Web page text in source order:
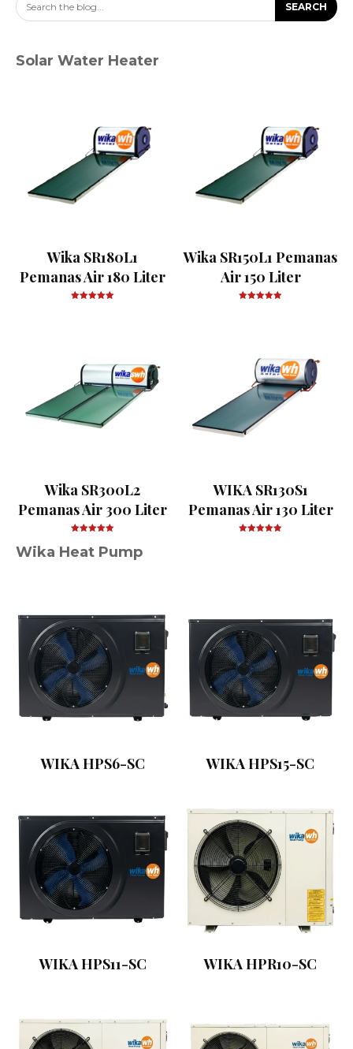
Search the blog... SEARCH
Solar Water Heater
Wika SR180L1
Pemanas Air 180 Liter
Wika SR150L1 Pemanas
Air 150 Liter
Wika SR300L2
Pemanas Air 300 Liter
WIKA SR130S1
Pemanas Air 130 Liter
Wika Heat Pump
WIKA HPS6-SC WIKA HPS15-SC
WIKA HPS11-SC WIKA HPR10-SC